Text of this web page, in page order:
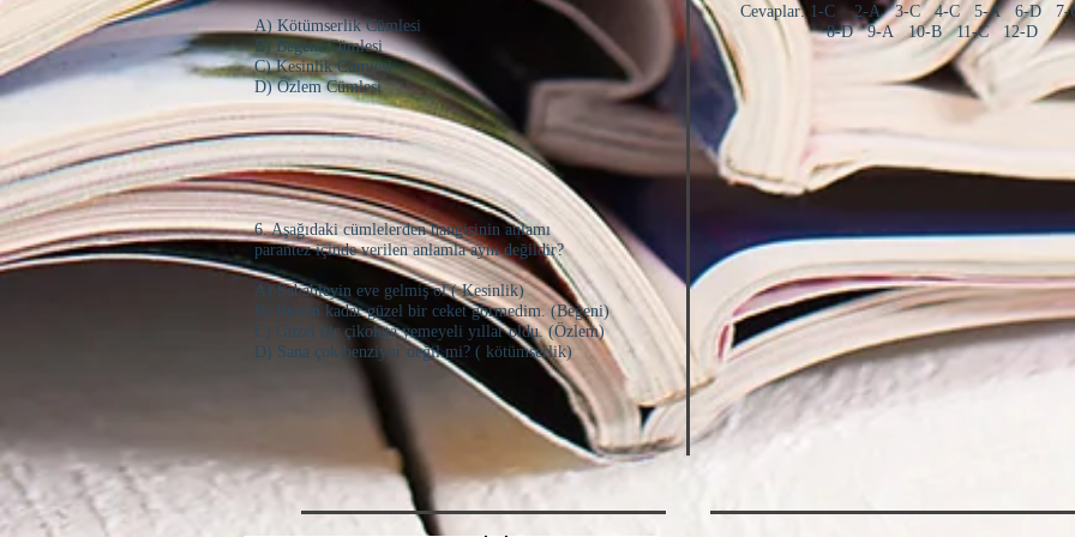
A) Kötümserlik Cümlesi
B) Beğeni Cümlesi
C) Kesinlik Cümlesi
D) Özlem Cümlesi
6. Aşağıdaki cümlelerden hangisinin anlamı
parantez içinde verilen anlamla aynı değildir?
A) Sabahleyin eve gelmiş ol.( Kesinlik)
B) Bunun kadar güzel bir ceket görmedim. (Beğeni)
C) Güzel bir çikolata yemeyeli yıllar oldu. (Özlem)
D) Sana çok benziyor değil mi? ( kötümserlik)
Cevaplar: 1-C 2-A 3-C 4-C 5-A 6-D 7-
8-D 9-A 10-B 11-C 12-D